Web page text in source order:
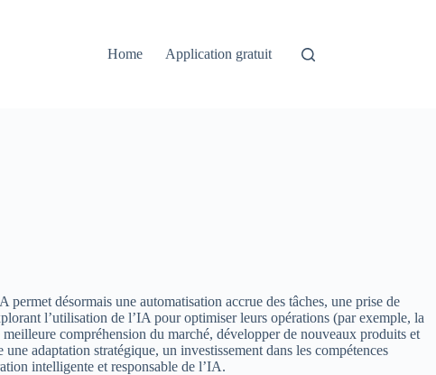
Home Application gratuit
désormais une automatisation accrue des tâches, une prise de
l’utilisation de l’IA pour optimiser leurs opérations (par exemple, la
compréhension du marché, développer de nouveaux produits et
adaptation stratégique, un investissement dans les compétences
intelligente et responsable de l’IA.